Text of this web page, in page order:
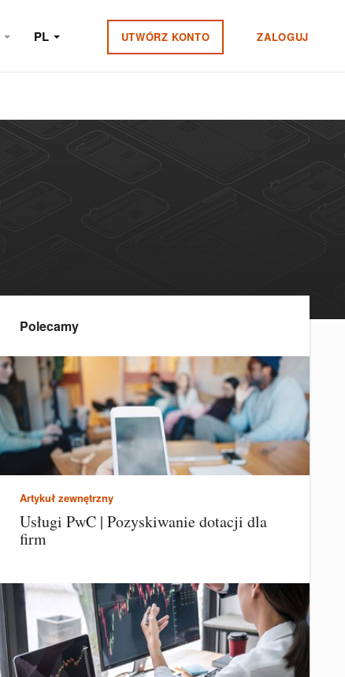
PL UTWÓRZ KONTO ZALOGUJ
Polecamy
Artykuł zewnętrzny
Usługi PwC | Pozyskiwanie dotacji dla
firm